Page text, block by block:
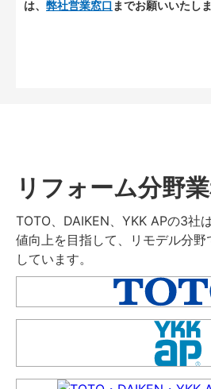
は、 弊社営業窓口 までお願いいたしま
リフォーム分野
TOTO、DAIKEN、YKK APの3社
値向上を目指して、リモデル分
しています。